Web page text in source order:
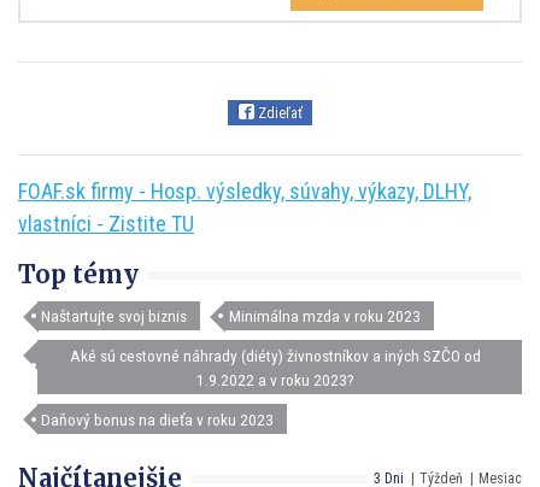
Zdieľať
FOAF.sk firmy - Hosp. výsledky, súvahy, výkazy, DLHY,
vlastníci - Zistite TU
Top témy
Naštartujte svoj biznis Minimálna mzda v roku 2023
Aké sú cestovné náhrady (diéty) živnostníkov a iných SZČO od
1.9.2022 a v roku 2023?
Daňový bonus na dieťa v roku 2023
3 Dni Týždeň Mesiac
Najčítanejšie